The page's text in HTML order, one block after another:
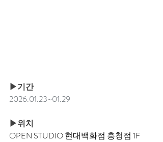
▶기간
2026.01.23~01.29
▶위치
OPEN STUDIO 현대백화점 충청점 1F